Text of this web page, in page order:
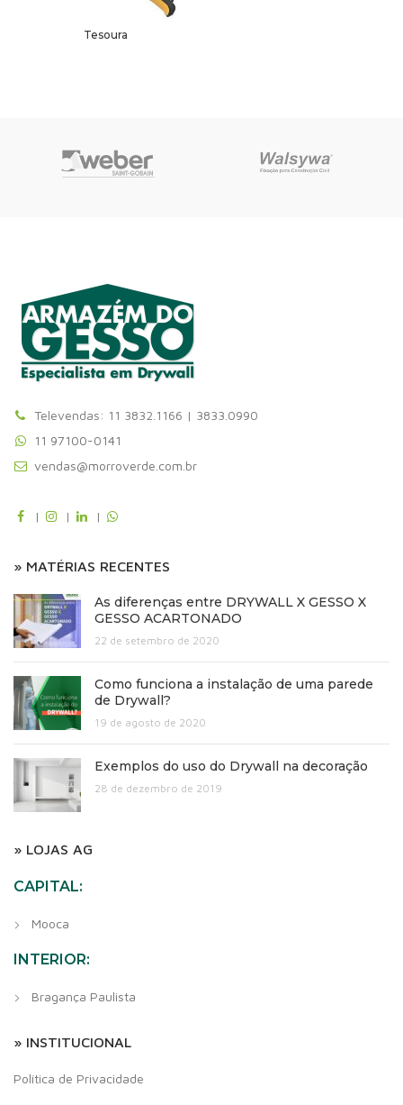
Tesoura
Televendas: 11 3832.1166 | 3833.0990
11 97100-0141
vendas@morroverde.com.br
| | |
» MATÉRIAS RECENTES
As diferenças entre DRYWALL X GESSO X
GESSO ACARTONADO
22 de setembro de 2020
Como funciona a instalação de uma parede
de Drywall?
19 de agosto de 2020
Exemplos do uso do Drywall na decoração
28 de dezembro de 2019
» LOJAS AG
CAPITAL:
Mooca
INTERIOR:
Bragança Paulista
» INSTITUCIONAL
Política de Privacidade